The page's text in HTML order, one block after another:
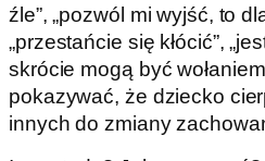
źle”, „pozwól mi wyjść, to
„przestańcie się kłócić”,
skrócie mogą być
pokazywać, że dziecko
innych do zmiany